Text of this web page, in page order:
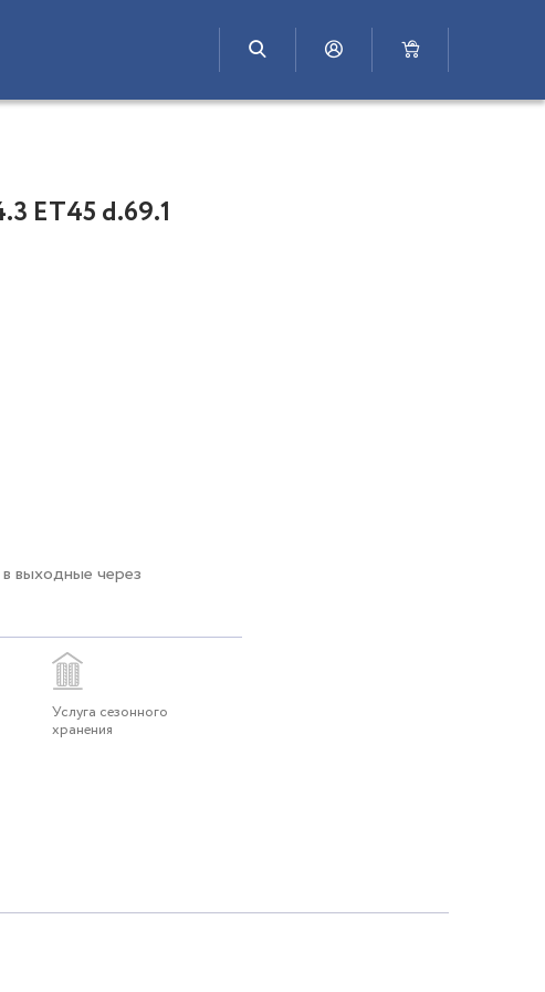
ET45 d.69.1
выходные через
Услуга сезонного
хранения